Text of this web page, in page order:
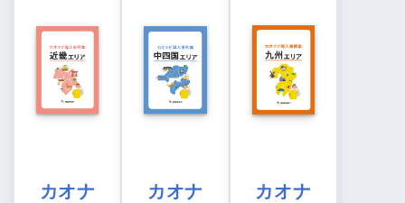
カオナ
カオナ
カオナ